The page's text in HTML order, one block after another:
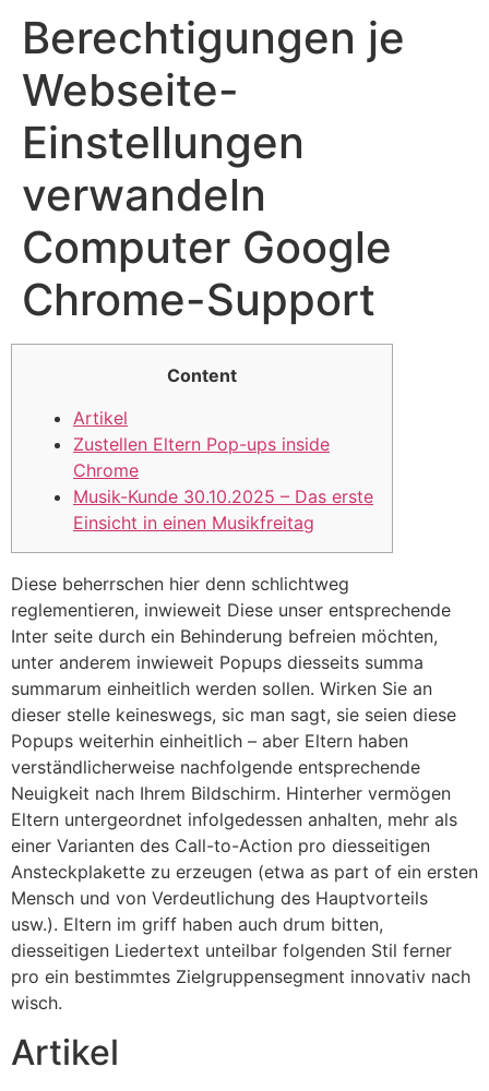
Berechtigungen je
Webseite-
Einstellungen
verwandeln
Computer Google
Chrome-Support
Content
Artikel
Zustellen Eltern Pop-ups inside
Chrome
Musik-Kunde 30.10.2025 – Das erste
Einsicht in einen Musikfreitag
Diese beherrschen hier denn schlichtweg
reglementieren, inwieweit Diese unser entsprechende
Inter seite durch ein Behinderung befreien möchten,
unter anderem inwieweit Popups diesseits summa
summarum einheitlich werden sollen. Wirken Sie an
dieser stelle keineswegs, sic man sagt, sie seien diese
Popups weiterhin einheitlich – aber Eltern haben
verständlicherweise nachfolgende entsprechende
Neuigkeit nach Ihrem Bildschirm. Hinterher vermögen
Eltern untergeordnet infolgedessen anhalten, mehr als
einer Varianten des Call-to-Action pro diesseitigen
Ansteckplakette zu erzeugen (etwa as part of ein ersten
Mensch und von Verdeutlichung des Hauptvorteils
usw.). Eltern im griff haben auch drum bitten,
diesseitigen Liedertext unteilbar folgenden Stil ferner
pro ein bestimmtes Zielgruppensegment innovativ nach
wisch.
Artikel